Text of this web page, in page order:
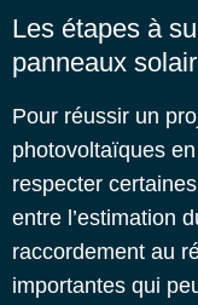
Les étapes à
panneaux
Pour réussir un
photovoltaïques
respecter
entre l’estimation
raccordement au
importantes qui